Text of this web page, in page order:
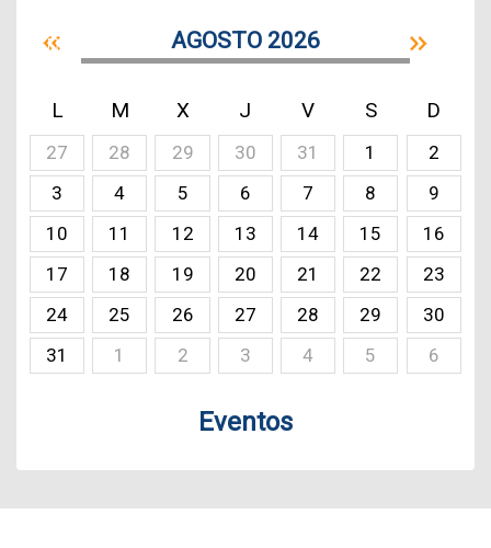
AGOSTO 2026
L M X J V S D
27 28 29 30 31 1
2
3
4 5 6 7 8
9
10
11 12 13 14 15
16
17
18 19 20 21 22
23
24
25 26 27 28 29
30
31
1 2 3 4 5 6
Eventos